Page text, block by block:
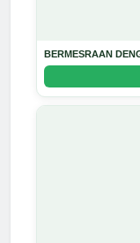
BERMESRAAN